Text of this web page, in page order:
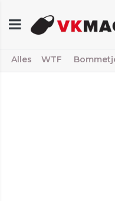
Alles WTF